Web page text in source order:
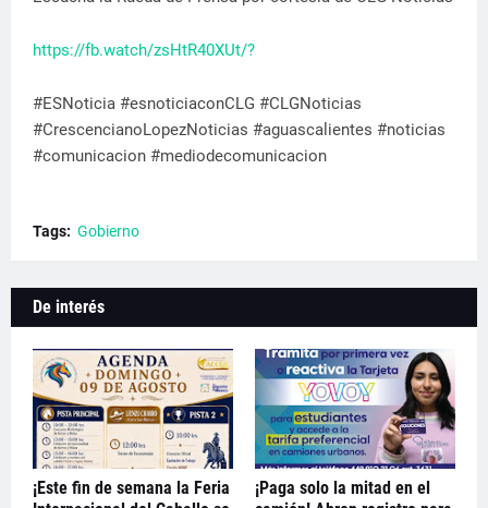
https://fb.watch/zsHtR40XUt/?
#ESNoticia #esnoticiaconCLG #CLGNoticias
#CrescencianoLopezNoticias #aguascalientes #noticias
#comunicacion #mediodecomunicacion
Tags: Gobierno
De interés
¡Este fin de semana la Feria
¡Paga solo la mitad en el